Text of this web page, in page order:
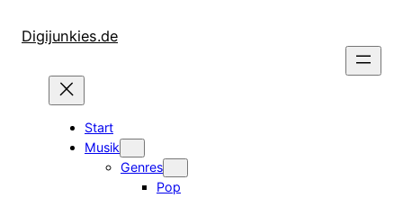
InhaltDigijunkies.de
Start
Musik
Genres
Pop